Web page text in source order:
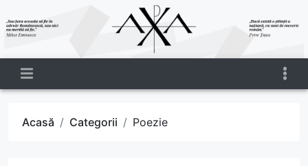
Acasă Categorii Poezie